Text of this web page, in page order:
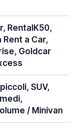
RentalK50,
Rent a Car,
Goldcar
SUV,
/ Minivan